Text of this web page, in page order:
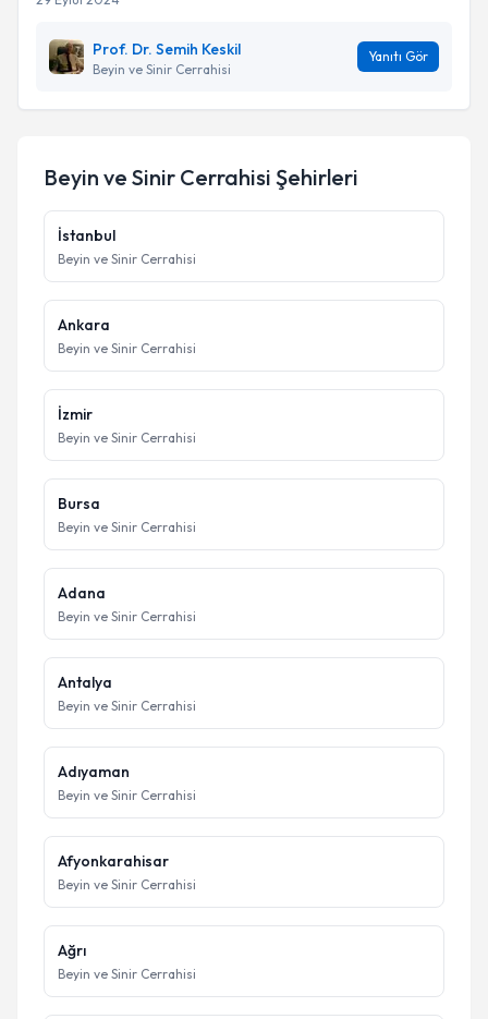
Prof. Dr. Semih Keskil
Beyin ve Sinir Cerrahisi
Yanıtı Gör
Beyin ve Sinir Cerrahisi Şehirleri
İstanbul
Beyin ve Sinir Cerrahisi
Ankara
Beyin ve Sinir Cerrahisi
İzmir
Beyin ve Sinir Cerrahisi
Bursa
Beyin ve Sinir Cerrahisi
Adana
Beyin ve Sinir Cerrahisi
Antalya
Beyin ve Sinir Cerrahisi
Adıyaman
Beyin ve Sinir Cerrahisi
Afyonkarahisar
Beyin ve Sinir Cerrahisi
Ağrı
Beyin ve Sinir Cerrahisi